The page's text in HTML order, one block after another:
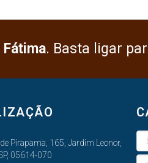
. Basta ligar
Pirapama, 165, Jardim Leonor,
05614-070